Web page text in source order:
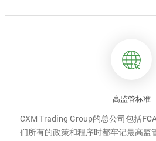
高监管标准
CXM Trading Group的总公司包括
们所有的政策和程序时都牢记最高监